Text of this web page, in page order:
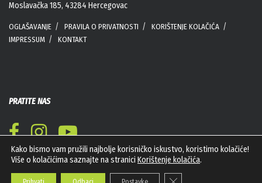
Moslavačka 185, 43284 Hercegovac
OGLAŠAVANJE PRAVILA O PRIVATNOSTI
KORIŠTENJE KOLAČIĆA
IMPRESSUM
KONTAKT
PRATITE NAS
Kako bismo vam pružili najbolje korisničko iskustvo, koristimo kolačiće!
Više o kolačićima saznajte na stranici Korištenje kolačića.
Close GDPR Cookie Banner